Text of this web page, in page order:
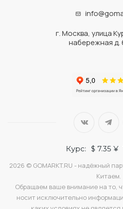
г. Москва, улица
набережная д.
Курс: $ 7.35 ¥
2026 © GOMARKT.RU - надёжный
Китаем.
Обращаем ваше внимание на то,
носит исключительно